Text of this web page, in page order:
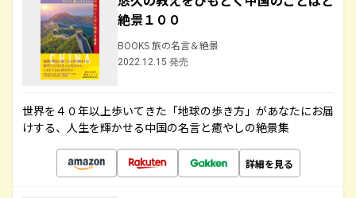
絶景１００
BOOKS 旅の名言＆絶景
2022.12.15 発売
世界を４０年以上歩いてきた「地球の歩き方」があなたにお届
けする、人生を輝かせる中国の名言と癒やしの絶景集
詳細を見る